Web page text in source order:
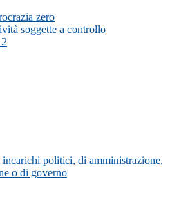
zero
soggette a controllo
2
politici, di amministrazione,
o di governo